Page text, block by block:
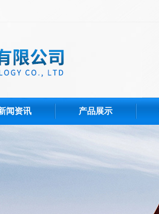
闻资讯 产品展示